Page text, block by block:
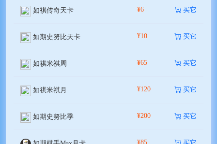
如褀传奇天卡 ¥6 买它
如期史努比天卡 ¥10 买它
如祺米祺周 ¥65 买它
如祺米祺月 ¥120 买它
如期史努比季 ¥200 买它
¥85